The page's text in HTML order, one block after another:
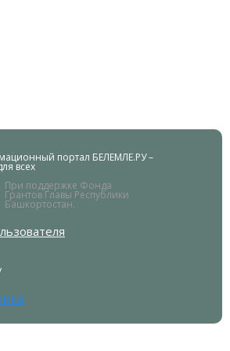
портал БЕЛЕМЛЕ.РУ –
всех
При поддержке Фонда
Грантов Главы Республики
Башкортостан.